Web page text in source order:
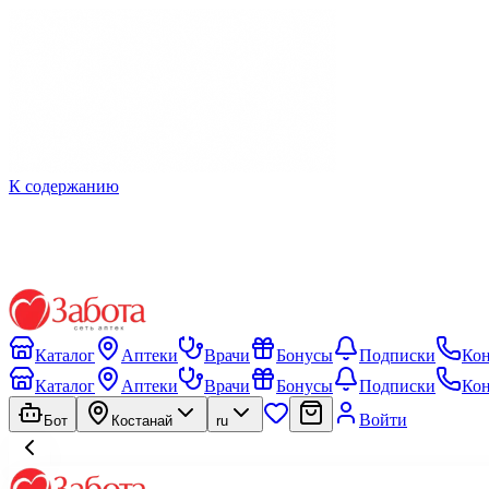
К содержанию
Каталог Аптеки Врачи Бонусы Подписки
Каталог
Аптеки Врачи Бонусы Подписки
Бот Костанай ru Войти